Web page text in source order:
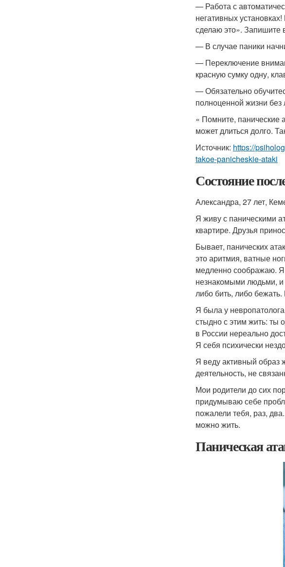
— Работа с
негативных
сделаю это». Запишите
— В случае паники
— Переключение
красную сумку одну,
— Обязательно
полноценной жизни без
« Помните, панические
может длиться долго.
Источник: https://
takoe-panicheskie-ataki
Состояние
Александра, 27 лет,
Я живу с паническими
квартире. Друзья
Бывает, панических
это аритмия, ватные
медленно соображаю. Я
незнакомыми людьми, и
либо бить, либо
Я была у
стыдно с этим жить: ты
в России нереально
Я себя психически
Я веду активный образ
деятельность, не
Мои родители до сих
придумываю себе
пожалели тебя, раз,
можно жить.
Паническая